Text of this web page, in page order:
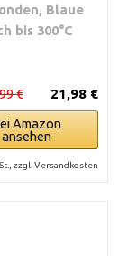
Blaue
bis 300°C
21,98 €
€
Amazon
ansehen
zzgl. Versandkosten